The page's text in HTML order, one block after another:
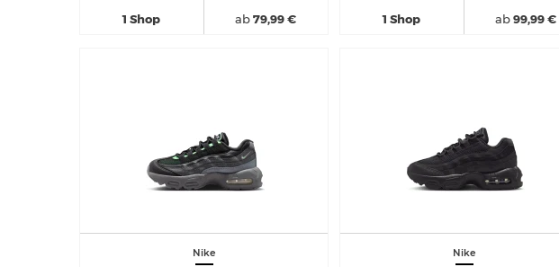
1 Shop ab79,99 € 1 Shop ab99,99 €
Nike Nike